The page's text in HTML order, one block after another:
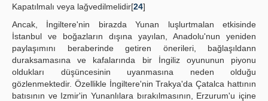
Kapatılmalı veya lağvedilmelidir[24]
Ancak, İngiltere'nin birazda Yunan luşlurtmalan etkisinde
İstanbul ve boğazların dışına yayılan, Anadolu'nun yeniden
paylaşımını beraberinde getiren önerileri, bağlaşıldann
duraksamasına ve kafalarında bir İngiliz oyununun piyonu
oldukları düşüncesinin uyanmasına neden olduğu
gözlenmektedir. Özellikle İngiltere'nin Trakya'da Çatalca hattının
batısının ve Izmir'in Yunanlılara bırakılmasının, Erzurum'u içine